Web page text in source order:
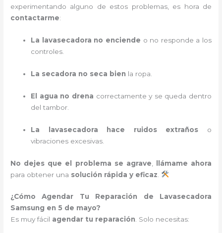
experimentando alguno de estos problemas, es hora de
contactarme:
La lavasecadora no enciende o no responde a los
controles.
La secadora no seca bien la ropa.
El agua no drena correctamente y se queda dentro
del tambor.
La lavasecadora hace ruidos extraños o
vibraciones excesivas.
No dejes que el problema se agrave
llámame ahora
para obtener una solución rápida y eficaz
¿Cómo Agendar Tu Reparación de Lavasecadora
Samsung en 5 de mayo?
Es muy fácil agendar tu reparación. Solo necesitas: